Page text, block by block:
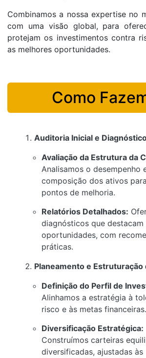
Combinamos a nossa expertise no
com uma visão global, para
protejam os investimentos contra
as melhores oportunidades.
Como
Auditoria Inicial e
Avaliação da Estrutura da
Analisamos o desempenho
composição dos ativos
pontos de melhoria.
Relatórios Detalhados:
diagnósticos que destacam
oportunidades, com
práticas.
Planeamento e Estruturação
Definição do Perfil de
Alinhamos a estratégia à
risco e às metas financeiras.
Diversificação Estratégica:
Construímos carteiras
diversificadas, ajustadas às